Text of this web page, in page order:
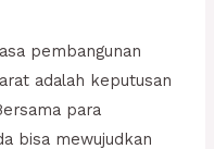
pembangunan
adalah keputusan
para
bisa mewujudkan